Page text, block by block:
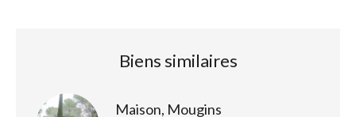
Biens similaires
Maison, Mougins